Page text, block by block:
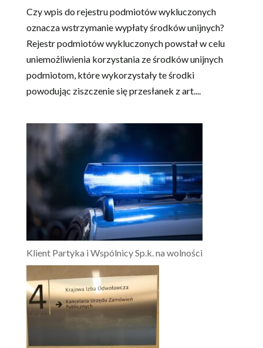
Czy wpis do rejestru podmiotów wykluczonych
oznacza wstrzymanie wypłaty środków unijnych?
Rejestr podmiotów wykluczonych powstał w celu
uniemożliwienia korzystania ze środków unijnych
podmiotom, które wykorzystały te środki
powodując ziszczenie się przesłanek z art....
Klient Partyka i Wspólnicy Sp.k. na wolności